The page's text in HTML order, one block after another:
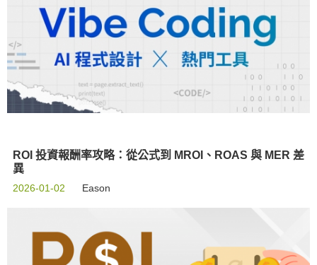
ROI 投資報酬率攻略：從公式到 MROI、ROAS 與 MER 差
異
2026-01-02 Eason